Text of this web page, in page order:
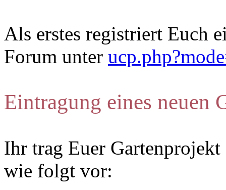
Als erstes registriert Euch
Forum unter
Eintragung eines neuen
Ihr trag Euer
wie folgt vor: